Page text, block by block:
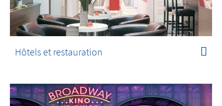
Hôtels et restauration